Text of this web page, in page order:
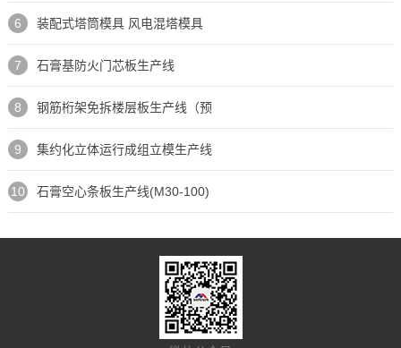
6 装配式塔筒模具 风电混塔模具
7 石膏基防火门芯板生产线
8 钢筋桁架免拆楼层板生产线（预
9 集约化立体运行成组立模生产线
10 石膏空心条板生产线(M30-100)